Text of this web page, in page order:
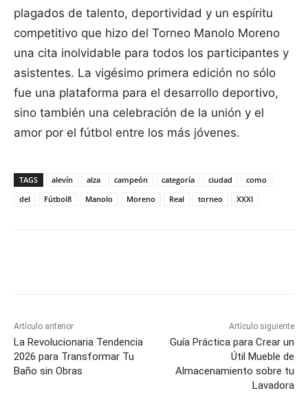
plagados de talento, deportividad y un espíritu
competitivo que hizo del Torneo Manolo Moreno
una cita inolvidable para todos los participantes y
asistentes. La vigésimo primera edición no sólo
fue una plataforma para el desarrollo deportivo,
sino también una celebración de la unión y el
amor por el fútbol entre los más jóvenes.
TAGS alevín alza campeón categoría ciudad
como
del
Fútbol8 Manolo Moreno Real torneo XXXI
Artículo anterior
La Revolucionaria Tendencia
2026 para Transformar Tu
Baño sin Obras
Artículo siguiente
Guía Práctica para Crear un
Útil Mueble de
Almacenamiento sobre tu
Lavadora